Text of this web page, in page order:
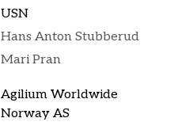
USN
Hans Anton Stubberud
Mari Pran
Agilium Worldwide
Norway AS